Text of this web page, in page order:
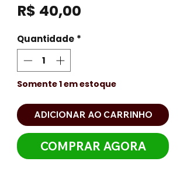
R$ 40,00
Quantidade *
Somente 1 em estoque
ADICIONAR AO CARRINHO
COMPRAR AGORA